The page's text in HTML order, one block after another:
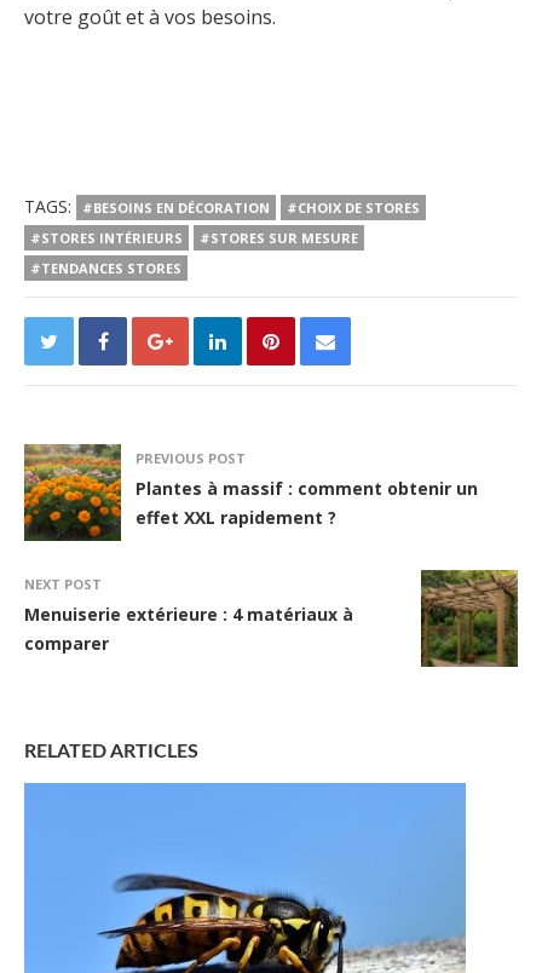
votre goût et à vos besoins.
TAGS: #BESOINS EN DÉCORATION
#CHOIX DE STORES
#STORES INTÉRIEURS
#STORES SUR MESURE
#TENDANCES STORES
PREVIOUS POST
Plantes à massif : comment obtenir un
effet XXL rapidement ?
NEXT POST
Menuiserie extérieure : 4 matériaux à
comparer
RELATED ARTICLES